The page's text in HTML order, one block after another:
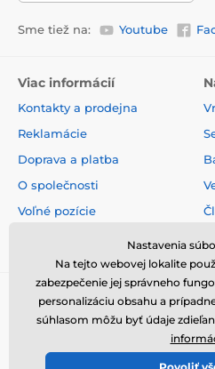
Sme tiež na: Youtube
Viac informácií
Kontakty a prodejna
Reklamácie
Doprava a platba
O společnosti
Voľné pozície
Nastavenia
Na tejto webovej lokalite
zabezpečenie jej správneho
personalizáciu obsahu a
súhlasom môžu byť údaje